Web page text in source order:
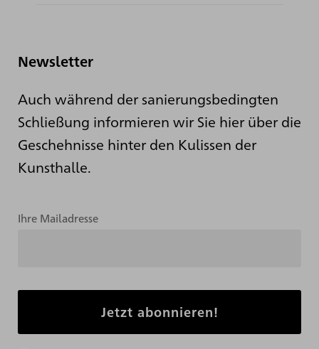
Newsletter
Auch während der sanierungsbedingten
Schließung informieren wir Sie hier über die
Geschehnisse hinter den Kulissen der
Kunsthalle.
Ihre Mailadresse